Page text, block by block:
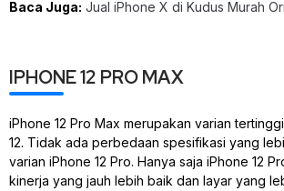
Baca Juga: Jual iPhone X di Kudus Murah
IPHONE 12 PRO MAX
iPhone 12 Pro Max merupakan varian
12. Tidak ada perbedaan spesifikasi yang
varian iPhone 12 Pro. Hanya saja iPhone 12
kinerja yang jauh lebih baik dan layar yang